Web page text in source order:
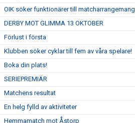
OIK söker funktionärer till matcharrangemang
DERBY MOT GLIMMA 13 OKTOBER
Förlust i första
Klubben söker cyklar till fem av våra spelare!
Boka din plats!
SERIEPREMIÄR
Matchens resultat
En helg fylld av aktiviteter
Hemmamatch mot Åstorp